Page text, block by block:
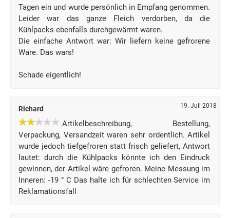
Tagen ein und wurde persönlich in Empfang genommen.
Leider war das ganze Fleich verdorben, da die
Kühlpacks ebenfalls durchgewärmt waren.
Die einfache Antwort war: Wir liefern keine gefrorene
Ware. Das wars!
Schade eigentlich!
Richard 19. Juli 2018
Artikelbeschreibung, Bestellung,
Verpackung, Versandzeit waren sehr ordentlich. Artikel
wurde jedoch tiefgefroren statt frisch geliefert, Antwort
lautet: durch die Kühlpacks könnte ich den Eindruck
gewinnen, der Artikel wäre gefroren. Meine Messung im
Inneren: -19 ° C Das halte ich für schlechten Service im
Reklamationsfall